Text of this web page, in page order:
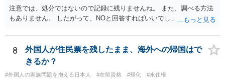
注意では、処分ではないので記録に残りませんね。 また、調べる方法
もありません。 したがって、NOと回答すればいいでしょう。
8
外国人が住民票を残したまま、海外への帰国はで
きるか？
#外国人の家族問題を抱える日本人 #在留資格 #帰化
#永住権